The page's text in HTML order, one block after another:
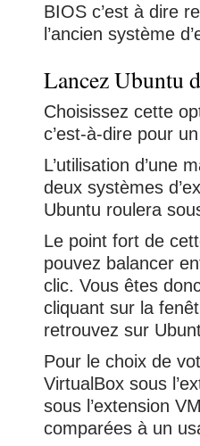
BIOS c’est à dire
l’ancien système
Lancez Ubuntu
Choisissez cette
c’est-à-dire pour
L’utilisation d’une
deux systèmes
Ubuntu roulera
Le point fort de
pouvez balancer
clic. Vous êtes
cliquant sur la
retrouvez sur
Pour le choix de
VirtualBox sous
sous l’extension
comparées à un